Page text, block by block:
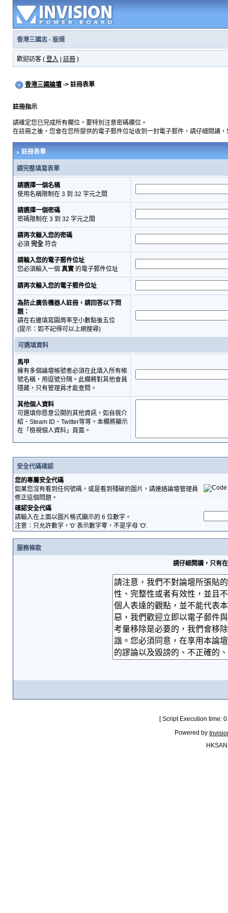
香港三國志· 版規
歡迎訪客 ( 登入 註冊)
香港三國論壇-> 註冊表單
註冊指示
請確定您已完成所有欄位，要特別注意密碼欄位。
在註冊之後，您會在您所提供的電子郵件位址收到一封電子郵件，請仔細閱讀
註冊表單
請完整填寫表單
請選擇一個名稱
使用名稱限制在 3 到 32 字元之間
請選擇一個密碼
密碼限制在 3 到 32 字元之間
請再次輸入您的密碼
必須 完全符合
請輸入您的電子郵件位址
您必須輸入一個 真實的電子郵件位址
請再次輸入您的電子郵件位址
為防止廣告機器人註冊，請回答以下問
題：
請在右邊填寫圓周率至小數點後五位
(提示：如不記得可以上網搜尋)
可選填資料
馬甲
擁有多個論壇帳號者必須在此填入所有帳
號名稱，用逗號分隔。此欄將對其他會員
隱藏，只有管理員才能查閱。
其他個人資料
可選填你愿意公開的其他資訊，如自我介
紹、Steam ID、Twitter等等。本欄將顯示
在「檢視個人資料」頁面。
安全代碼確認
您的專屬安全代碼
如果您沒有看到任何號碼，或是看到殘破的圖片，請連絡論壇管理員
修正這個問題。
確認安全代碼
請輸入在上面以圖片格式顯示的 6 位數字。
注意：只允許數字，'0' 表示數字零，不是字母 'O'.
服務條款
請仔細閱讀，只有
[ Script Execution time:
Powered by